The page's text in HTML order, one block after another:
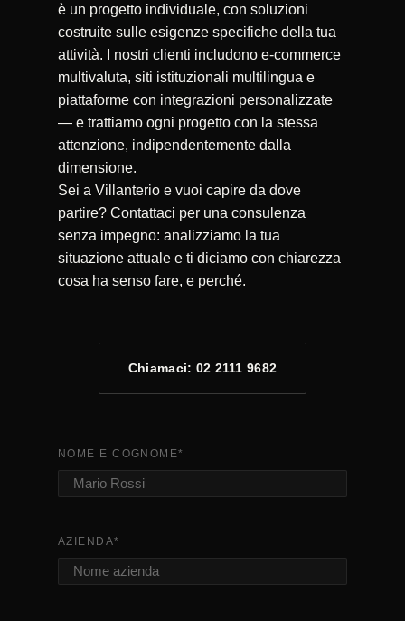
è un progetto individuale, con soluzioni
costruite sulle esigenze specifiche della tua
attività. I nostri clienti includono e-commerce
multivaluta, siti istituzionali multilingua e
piattaforme con integrazioni personalizzate
— e trattiamo ogni progetto con la stessa
attenzione, indipendentemente dalla
dimensione.
Sei a Villanterio e vuoi capire da dove
partire? Contattaci per una consulenza
senza impegno: analizziamo la tua
situazione attuale e ti diciamo con chiarezza
cosa ha senso fare, e perché.
Chiamaci: 02 2111 9682
NOME E COGNOME*
AZIENDA*